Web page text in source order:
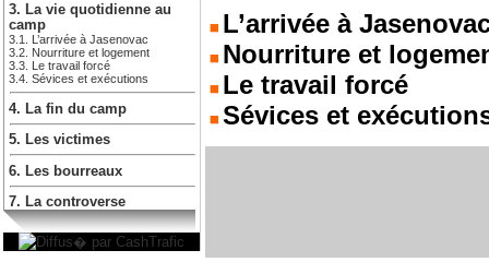
3. La vie quotidienne au
camp
3.1. L’arrivée à Jasenovac
3.2. Nourriture et logement
3.3. Le travail forcé
3.4. Sévices et exécutions
4. La fin du camp
5. Les victimes
6. Les bourreaux
7. La controverse
L’arrivée à
Nourriture et
Le travail forcé
Sévices et